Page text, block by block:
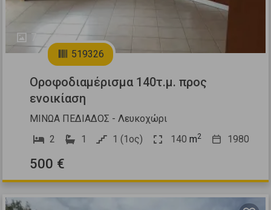
7
519326
Οροφοδιαμέρισμα 140τ.μ. προς
ενοικίαση
ΜΙΝΩΑ ΠΕΔΙΑΔΟΣ - Λευκοχώρι
2
1 1 (1ος) 140 m2 1980
500 €